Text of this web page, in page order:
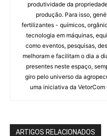
produtividade da
produção. Para isso,
fertilizantes - químicos,
tecnologia em máquinas,
como eventos, pesquisas,
melhoram e facilitam o dia a
presentes neste espaço,
giro pelo universo da
uma iniciativa da
ARTIGOS RELACIONADOS